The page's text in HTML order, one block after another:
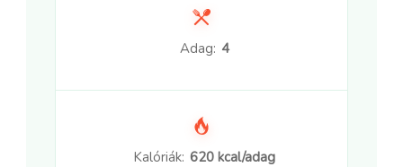
Adag: 4
Kalóriák: 620 kcal/adag